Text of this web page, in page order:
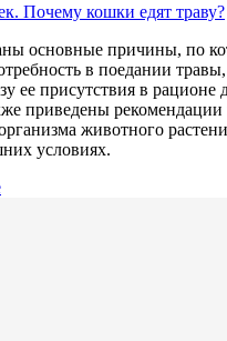
Почему кошки едят траву?
основные причины, по
в поедании
ее присутствия в рационе
приведены
животного
условиях.